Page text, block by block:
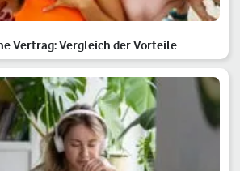
Vertrag: Vergleich der Vorteile